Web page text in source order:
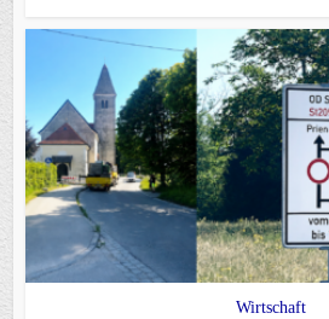
Wirtschaft